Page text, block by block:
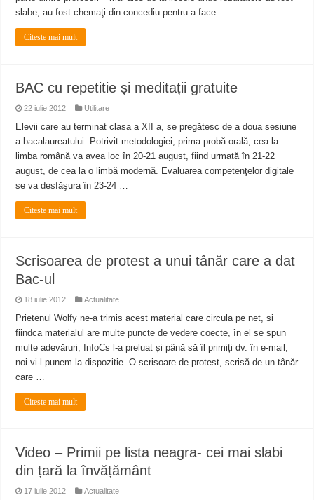
slabe, au fost chemaţi din concediu pentru a face …
Citeste mai mult
BAC cu repetitie și meditații gratuite
22 iulie 2012 Utilitare
Elevii care au terminat clasa a XII a, se pregătesc de a doua sesiune
a bacalaureatului. Potrivit metodologiei, prima probă orală, cea la
limba română va avea loc în 20-21 august, fiind urmată în 21-22
august, de cea la o limbă modernă. Evaluarea competenţelor digitale
se va desfăşura în 23-24 …
Citeste mai mult
Scrisoarea de protest a unui tânăr care a dat
Bac-ul
18 iulie 2012 Actualitate
Prietenul Wolfy ne-a trimis acest material care circula pe net, si
fiindca materialul are multe puncte de vedere coecte, în el se spun
multe adevăruri, InfoCs l-a preluat și până să îl primiți dv. în e-mail,
noi vi-l punem la dispozitie. O scrisoare de protest, scrisă de un tânăr
care …
Citeste mai mult
Video – Primii pe lista neagra- cei mai slabi
din țară la învățământ
17 iulie 2012 Actualitate